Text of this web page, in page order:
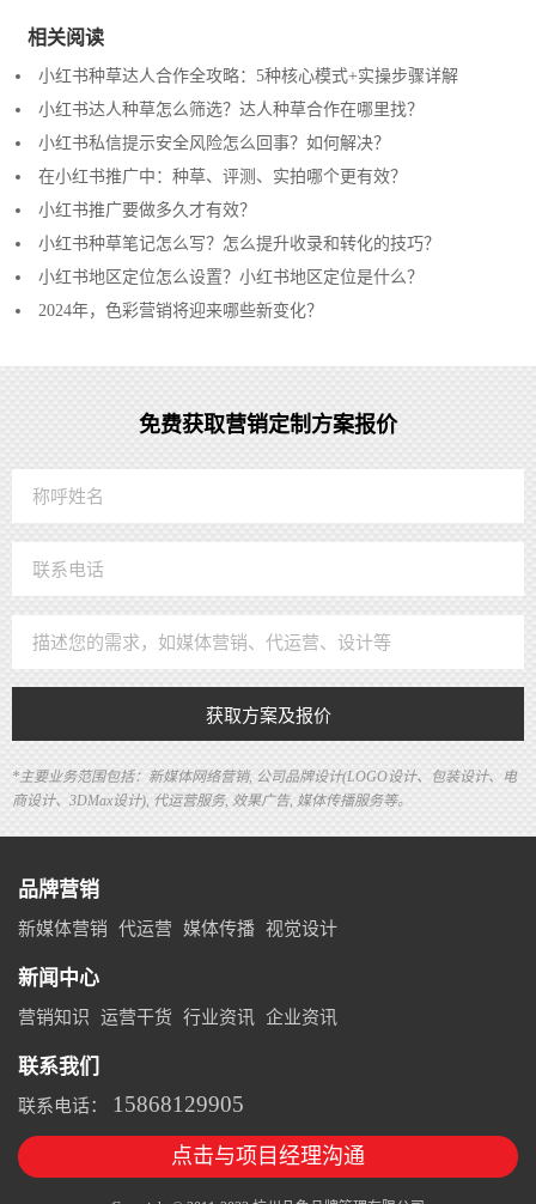
相关阅读
小红书种草达人合作全攻略：5种核心模式+实操步骤详解
小红书达人种草怎么筛选？达人种草合作在哪里找？
小红书私信提示安全风险怎么回事？如何解决？
在小红书推广中：种草、评测、实拍哪个更有效？
小红书推广要做多久才有效？
小红书种草笔记怎么写？怎么提升收录和转化的技巧？
小红书地区定位怎么设置？小红书地区定位是什么？
2024年，色彩营销将迎来哪些新变化？
免费获取营销定制方案报价
获取方案及报价
*主要业务范围包括：新媒体网络营销, 公司品牌设计(LOGO设计、包装设计、电
商设计、3DMax设计), 代运营服务, 效果广告, 媒体传播服务等。
品牌营销
新媒体营销 代运营 媒体传播 视觉设计
新闻中心
营销知识 运营干货 行业资讯 企业资讯
联系我们
联系电话： 15868129905
点击与项目经理沟通